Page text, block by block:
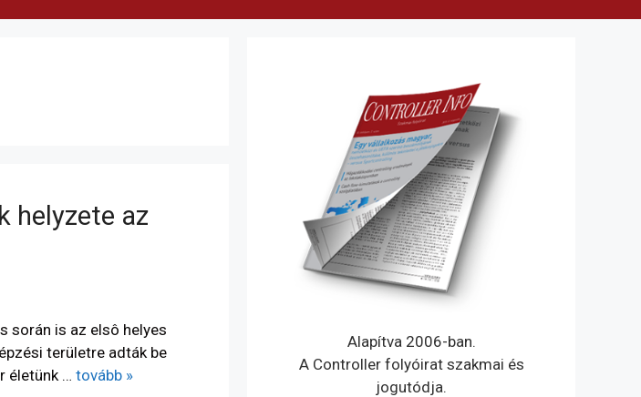
helyzete az
során is az elsô helyes
területre adták be
életünk … tovább »
Alapítva 2006-ban.
A Controller folyóirat szakmai és
jogutódja.